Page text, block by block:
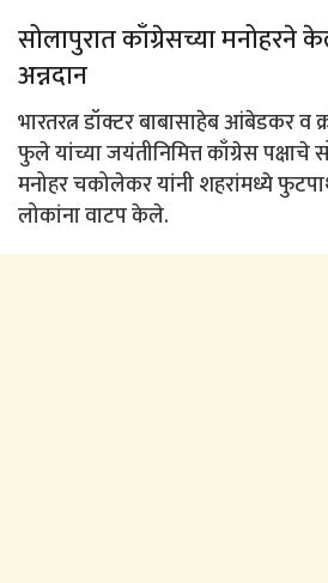
सोलापुरात काँग्रेसच्या मनोहरने
अन्नदान
भारतरत्न डॉक्टर बाबासाहेब आंबेडकर व
फुले यांच्या जयंतीनिमित्त काँग्रेस
मनोहर चकोलेकर यांनी शहरांमध्ये
लोकांना वाटप केले.